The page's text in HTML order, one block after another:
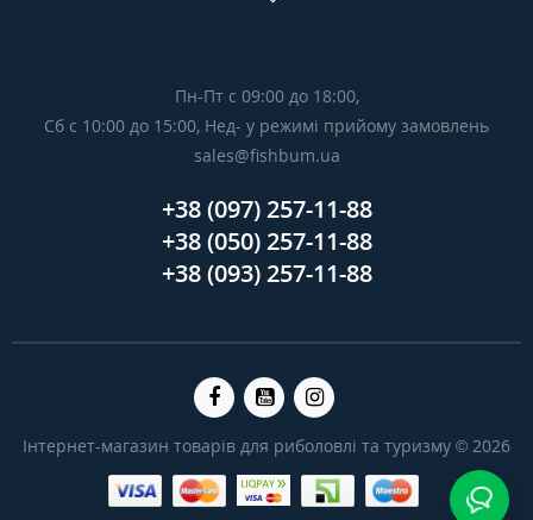
Пн-Пт с 09:00 до 18:00,
Сб с 10:00 до 15:00, Нед- у режимі прийому замовлень
sales@fishbum.ua
+38 (097) 257-11-88
+38 (050) 257-11-88
+38 (093) 257-11-88
Інтернет-магазин товарів для риболовлі та туризму © 2026